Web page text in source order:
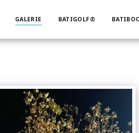
GALERIE BATIGOLF®